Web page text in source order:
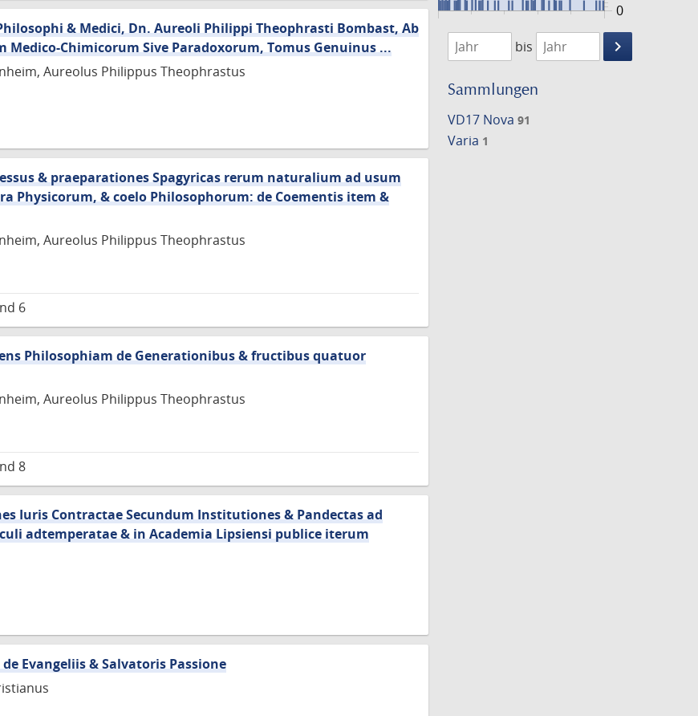
0
1601
1696
bis
keyboard_arrow_right
Suche
Sammlungen
VD17 Nova 91
Varia 1
& Medici, Dn. Aureoli Philippi Theophrasti Bombast, Ab
Medico-Chimicorum Sive Paradoxorum, Tomus Genuinus ...
Aureolus Philippus Theophrastus
& praeparationes Spagyricas rerum naturalium ad usum
Physicorum, & coelo Philosophorum: de Coementis item &
Aureolus Philippus Theophrastus
6
Philosophiam de Generationibus & fructibus quatuor
Aureolus Philippus Theophrastus
8
Iuris Contractae Secundum Institutiones & Pandectas ad
adtemperatae & in Academia Lipsiensi publice iterum
Evangeliis & Salvatoris Passione